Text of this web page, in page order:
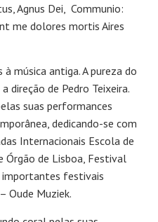
Agnus Dei,
Communio:
me dolores mortis Aires
música antiga. A pureza do
direção de Pedro Teixeira.
suas performances
dedicando-se com
Internacionais Escola de
Órgão de Lisboa, Festival
importantes festivais
Oude Muziek.